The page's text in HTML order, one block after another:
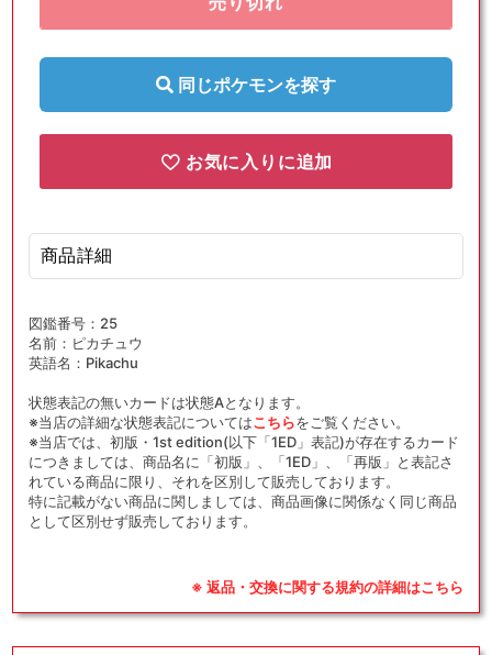
同じポケモンを探す
お気に入りに追加
商品詳細
図鑑番号：25
名前：ピカチュウ
英語名：Pikachu
状態表記の無いカードは状態Aとなります。
※当店の詳細な状態表記についてはこちらをご覧ください。
※当店では、初版・1st edition(以下「1ED」表記)が存在するカード
につきましては、商品名に「初版」、「1ED」、「再版」と表記さ
れている商品に限り、それを区別して販売しております。
特に記載がない商品に関しましては、商品画像に関係なく同じ商品
として区別せず販売しております。
※ 返品・交換に関する規約の詳細はこちら